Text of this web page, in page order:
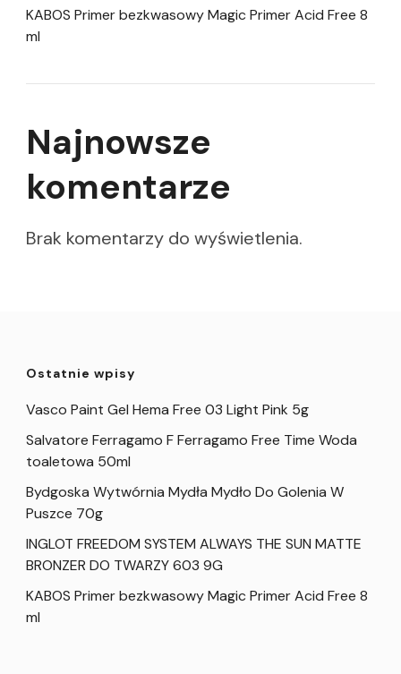
KABOS Primer bezkwasowy Magic Primer Acid Free 8
ml
Najnowsze
komentarze
Brak komentarzy do wyświetlenia.
Ostatnie wpisy
Vasco Paint Gel Hema Free 03 Light Pink 5g
Salvatore Ferragamo F Ferragamo Free Time Woda
toaletowa 50ml
Bydgoska Wytwórnia Mydła Mydło Do Golenia W
Puszce 70g
INGLOT FREEDOM SYSTEM ALWAYS THE SUN MATTE
BRONZER DO TWARZY 603 9G
KABOS Primer bezkwasowy Magic Primer Acid Free 8
ml